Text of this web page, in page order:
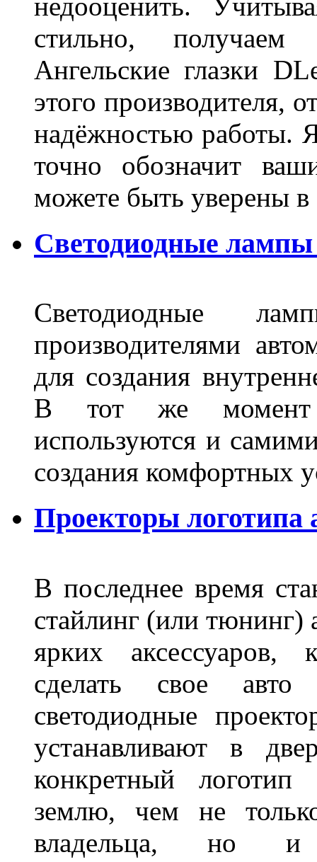
стильно,
Ангельские глазки
этого производителя,
надёжностью работы.
точно обозначит
можете быть уверены
Светодиодные
Светодиодные
производителями
для создания
В тот же момент
используются и
создания комфортных
Проекторы логотипа
В последнее время
стайлинг (или тюнинг)
ярких аксессуаров,
сделать свое
светодиодные
устанавливают в
конкретный логотип
землю, чем не
владельца, но и